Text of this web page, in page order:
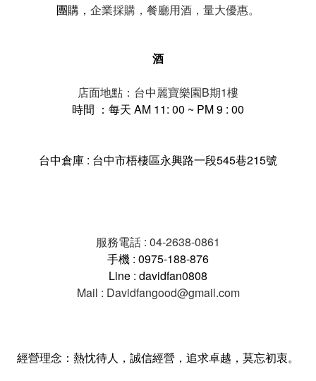
團購， 企業採購，餐廳用酒，量大優惠。
酒
店面地點：台中麗寶樂園B期1樓
時間 ：每天 AM 11: 00 ~ PM 9 : 00
台中倉庫 : 台中市梧棲區永興路一段545巷215號
服務電話 : 04-2638-0861
手機 : 0975-188-876
Line : davidfan0808
Mail : Davidfangood@gmail.com
經營理念：熱忱待人，誠信經營，追求卓越，莫忘初衷。